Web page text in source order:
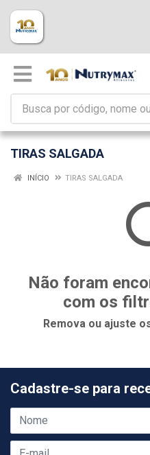
TIRAS SALGADA
INÍCIO TIRAS SALGADA
Não foram
com os
Remova ou ajuste
Cadastre-se para